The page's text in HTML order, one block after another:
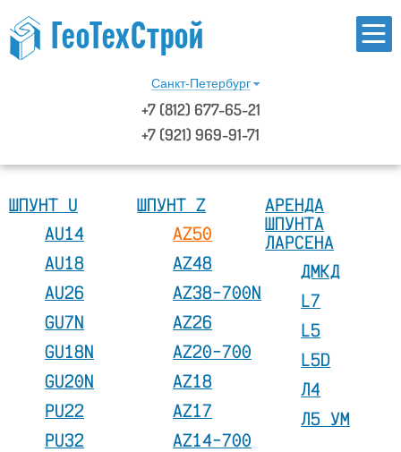
Санкт-Петербург
+7 (812) 677-65-21
+7 (921) 969-91-71
ШПУНТ U
AU14
AU18
AU26
GU7N
GU18N
GU20N
PU22
PU32
ШПУНТ Z
AZ50
AZ48
AZ38-700N
AZ26
AZ20-700
AZ18
AZ17
AZ14-700
АРЕНДА
ШПУНТА
ЛАРСЕНА
ДМКД
L7
L5
L5D
Л4
Л5 УМ